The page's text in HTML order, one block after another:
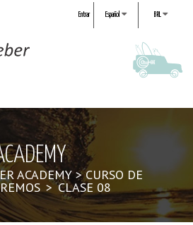
BRL
Español
Entrar
ACADEMY > CURSO DE
>CLASE 08